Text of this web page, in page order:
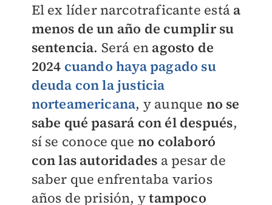
El ex líder narcotraficante estáa
menos de un año de cumplir su
sentencia. Será en agosto de
2024 cuando haya pagado su
deuda con la justicia
norteamericana, y aunque no se
sabe qué pasará con él después,
sí se conoce que no colaboró
con las autoridades a pesar de
saber que enfrentaba varios
años de prisión, ytampoco